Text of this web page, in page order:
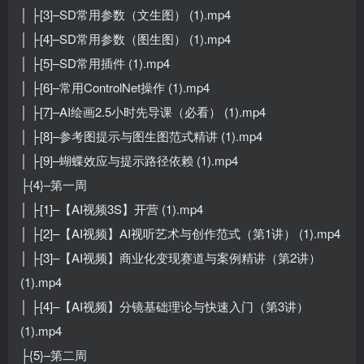
│ ├[3]–SD常用参数（文生图） (1).mp4
│ ├[4]–SD常用参数（图生图） (1).mp4
│ ├[5]–SD常用插件 (1).mp4
│ ├[6]–常用ControlNet操作 (1).mp4
│ ├[7]–AI绘画2.5小时先导课（必看） (1).mp4
│ ├[8]–参考图提示与图生图范式精讲 (1).mp4
│ ├[9]–蝴蝶效应与提示路径依赖 (1).mp4
├{4}–第一周
│ ├[1]–【AI视频3S】开营 (1).mp4
│ ├[2]–【AI视频】AI视听艺术与创作范式（第1讲） (1).mp4
│ ├[3]–【AI视频】商业化变现赛道与案例精讲（第2讲）
(1).mp4
│ ├[4]–【AI视频】分镜基础理论与快速入门（第3讲）
(1).mp4
├{5}–第二周